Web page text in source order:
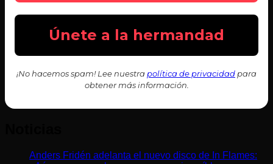
¡No hacemos spam! Lee nuestrapolítica de privacidadpara
obtener más información.
Anders Fridén adelanta el nuevo disco de In Flames: